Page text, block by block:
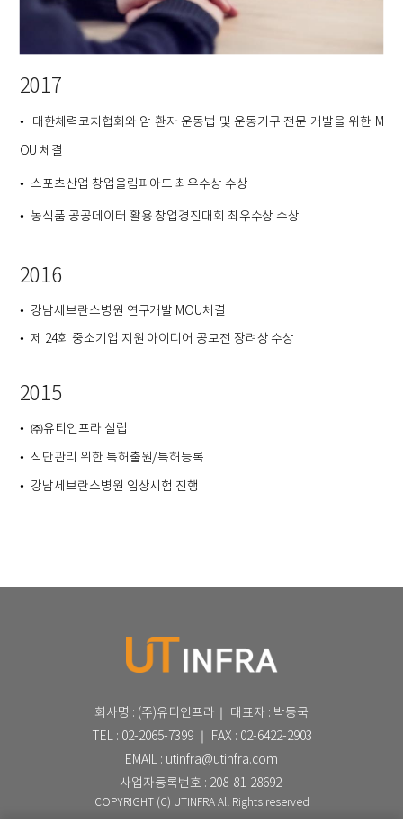
2017
• 대한체력코치협회와 암 환자 운동법 및 운동기구 전문 개발을 위한 M
OU 체결
•스포츠산업 창업올림피아드 최우수상 수상
• 농식품 공공데이터 활용 창업경진대회 최우수상 수상
2016
• 강남세브란스병원 연구개발 MOU체결
• 제 24회 중소기업 지원 아이디어 공모전 장려상 수상
2015
•㈜유티인프라 설립
• 식단관리 위한 특허출원/특허등록
• 강남세브란스병원 임상시험 진행
회사명 : (주)유티인프라｜ 대표자 : 박동국
TEL : 02-2065-7399
｜ FAX : 02-6422-2903
EMAIL : utinfra@utinfra.com
사업자등록번호 : 208-81-28692
COPYRIGHT (C) UTINFRA All Rights reserved